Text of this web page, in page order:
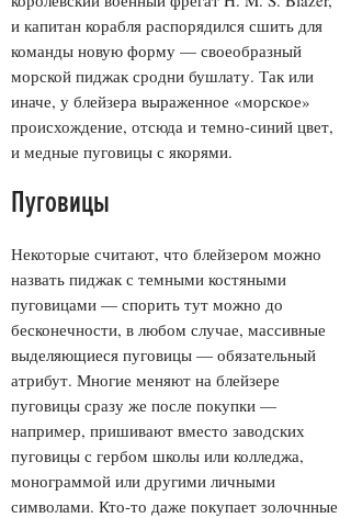
и капитан корабля распорядился сшить для
команды новую форму — своеобразный
морской пиджак сродни бушлату. Так или
иначе, у блейзера выраженное «морское»
происхождение, отсюда и темно-синий цвет,
и медные пуговицы с якорями.
Пуговицы
Некоторые считают, что блейзером можно
назвать пиджак с темными костяными
пуговицами — спорить тут можно до
бесконечности, в любом случае, массивные
выделяющиеся пуговицы — обязательный
атрибут. Многие меняют на блейзере
пуговицы сразу же после покупки —
например, пришивают вместо заводских
пуговицы с гербом школы или колледжа,
монограммой или другими личными
символами. Кто-то даже покупает золочнные